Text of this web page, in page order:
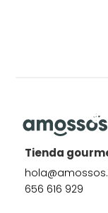
Tienda
656 616 929